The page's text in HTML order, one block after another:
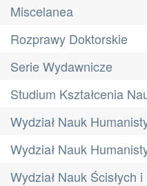
Miscelanea
Rozprawy Doktorskie
Serie Wydawnicze
Studium Kształcenia
Wydział Nauk
Wydział Nauk
Wydział Nauk Ścisłych